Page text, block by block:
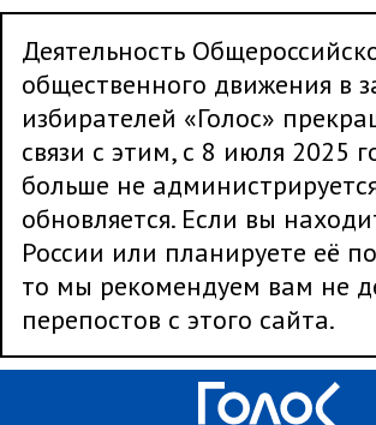
Деятельность
общественного движения в
избирателей «Голос»
связи с этим, с 8 июля 2025
больше не
обновляется. Если вы
России или планируете её
то мы рекомендуем вам не
перепостов с этого сайта.